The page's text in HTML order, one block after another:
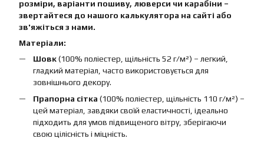
розміри, варіанти пошиву, люверси чи карабіни –
звертайтеся до нашого калькулятора на сайті або
зв'яжіться з нами.
Матеріали:
Шовк(100% поліестер, щільність 52 г/м²) – легкий,
гладкий матеріал, часто використовується для
зовнішнього декору.
Прапорна сітка (100% поліестер, щільність 110 г/м²) –
цей матеріал, завдяки своїй еластичності, ідеально
підходить для умов підвищеного вітру, зберігаючи
свою цілісність і міцність.